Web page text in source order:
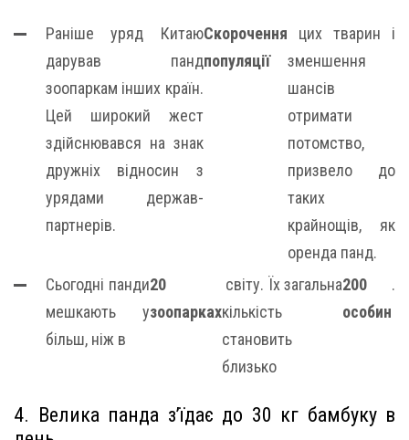
Раніше уряд Китаю
дарував панд
зоопаркам інших країн.
Цей широкий жест
здійснювався на знак
дружніх відносин з
урядами держав-
партнерів.
Скорочення
популяції
цих тварин і
зменшення
шансів
отримати
потомство,
призвело до
таких
крайнощів, як
оренда панд.
Сьогодні панди
мешкають у
більш, ніж в
20
зоопарках
світу. Їх загальна
кількість
становить
близько
200
особин
.
4. Велика панда з’їдає до 30 кг бамбуку в